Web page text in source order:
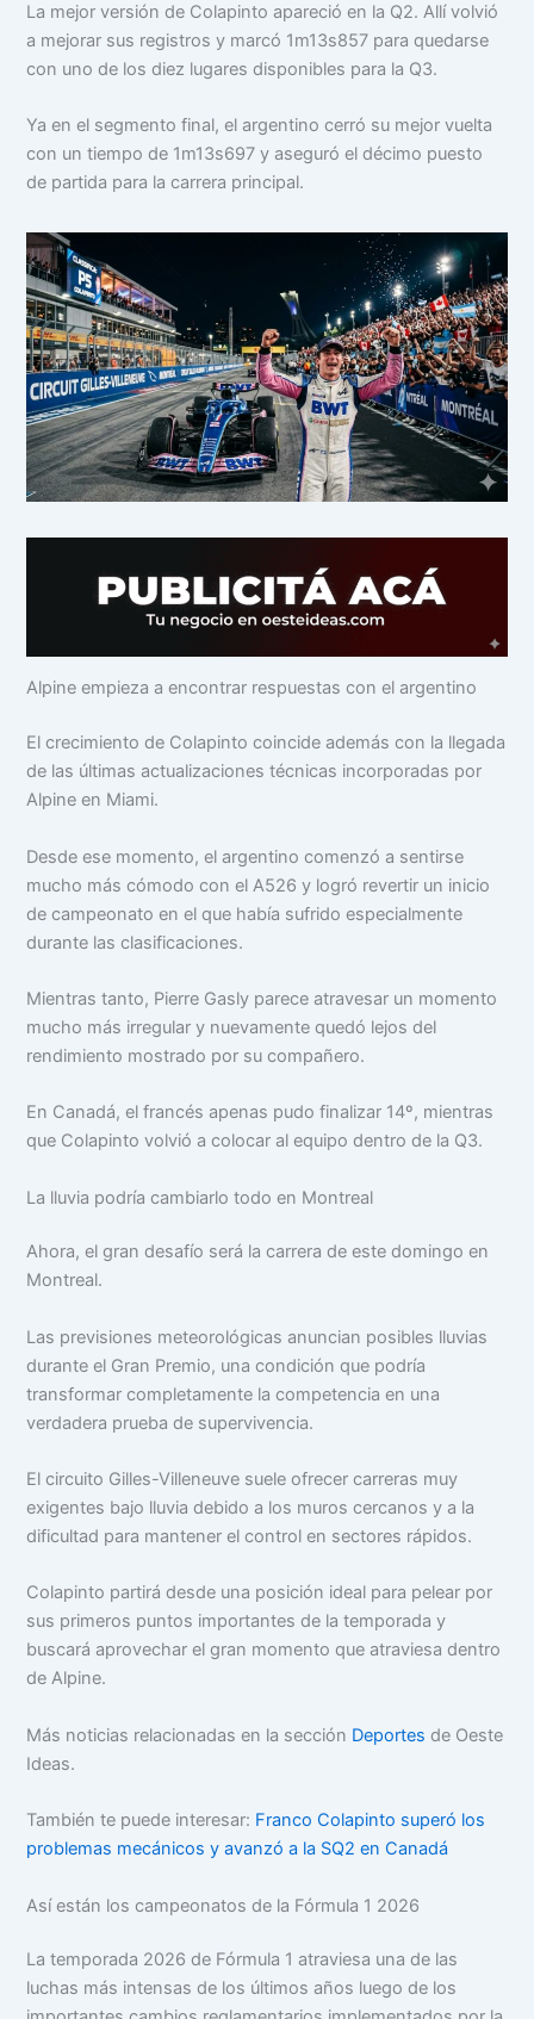
La mejor versión de Colapinto apareció en la Q2. Allí volvió
a mejorar sus registros y marcó 1m13s857 para quedarse
con uno de los diez lugares disponibles para la Q3.
Ya en el segmento final, el argentino cerró su mejor vuelta
con un tiempo de 1m13s697 y aseguró el décimo puesto
de partida para la carrera principal.
Alpine empieza a encontrar respuestas con el argentino
El crecimiento de Colapinto coincide además con la llegada
de las últimas actualizaciones técnicas incorporadas por
Alpine en Miami.
Desde ese momento, el argentino comenzó a sentirse
mucho más cómodo con el A526 y logró revertir un inicio
de campeonato en el que había sufrido especialmente
durante las clasificaciones.
Mientras tanto, Pierre Gasly parece atravesar un momento
mucho más irregular y nuevamente quedó lejos del
rendimiento mostrado por su compañero.
En Canadá, el francés apenas pudo finalizar 14º, mientras
que Colapinto volvió a colocar al equipo dentro de la Q3.
La lluvia podría cambiarlo todo en Montreal
Ahora, el gran desafío será la carrera de este domingo en
Montreal.
Las previsiones meteorológicas anuncian posibles lluvias
durante el Gran Premio, una condición que podría
transformar completamente la competencia en una
verdadera prueba de supervivencia.
El circuito Gilles-Villeneuve suele ofrecer carreras muy
exigentes bajo lluvia debido a los muros cercanos y a la
dificultad para mantener el control en sectores rápidos.
Colapinto partirá desde una posición ideal para pelear por
sus primeros puntos importantes de la temporada y
buscará aprovechar el gran momento que atraviesa dentro
de Alpine.
Más noticias relacionadas en la sección Deportes de Oeste
Ideas.
También te puede interesar: Franco Colapinto superó los
problemas mecánicos y avanzó a la SQ2 en Canadá
Así están los campeonatos de la Fórmula 1 2026
La temporada 2026 de Fórmula 1 atraviesa una de las
luchas más intensas de los últimos años luego de los